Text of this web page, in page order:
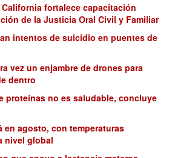
fortalece capacitación
de la Justicia Oral Civil y Familiar
intentos de suicidio en puentes de
vez un enjambre de drones para
dentro
proteínas no es saludable, concluye
en agosto, con temperaturas
nivel global